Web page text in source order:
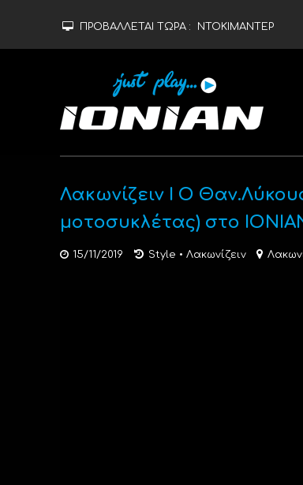
ΠΡΟΒΑΛΛΕΤΑΙ ΤΩΡΑ : ΝΤΟΚΙΜΑΝΤΕΡ
Λακωνίζειν Ι Ο
μοτοσυκλέτας) στο
15/11/2019 Style • Λακωνίζειν